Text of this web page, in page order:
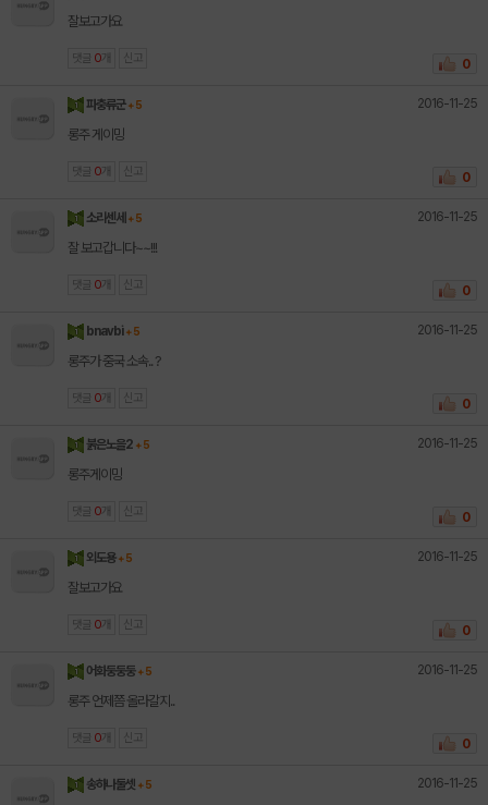
잘보고가요
댓글 0 개 신고 0
파충류군 + 5 2016-11-25
롱주 게이밍
댓글 0 개 신고 0
소리센세 + 5 2016-11-25
잘 보고갑니다~~!!!
댓글 0 개 신고 0
bnavbi + 5 2016-11-25
롱주가 중국 소속.. ?
댓글 0 개 신고 0
붉은노을2 + 5 2016-11-25
롱주게이밍
댓글 0 개 신고 0
외도용 + 5 2016-11-25
잘보고가요
댓글 0 개 신고 0
어화둥둥둥 + 5 2016-11-25
롱주 언제쯤 올라갈지..
댓글 0 개 신고 0
송하나둘셋 + 5 2016-11-25